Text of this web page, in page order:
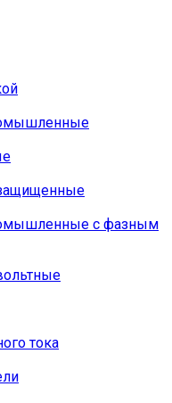
с фазным
тока